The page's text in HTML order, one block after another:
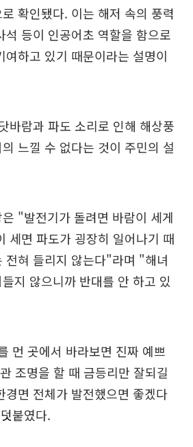
확인됐다. 이는 해저 속의 풍력
석 등이 인공어초 역할을 함으로
여하고 있기 때문이라는 설명이
바람과 파도 소리로 인해 해상풍
느낄 수 없다는 것이 주민의 설
"발전기가 돌려면 바람이 세게
세면 파도가 굉장히 일어나기 때
전혀 들리지 않는다"라며 "해녀
지 않으니까 반대를 안 하고 있
먼 곳에서 바라보면 진짜 예쁘
조명을 할 때 금등리만 잘되길
경면 전체가 발전했으면 좋겠다
붙였다.